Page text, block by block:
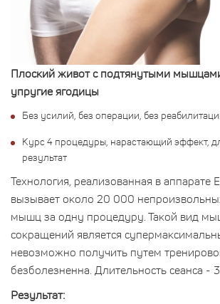
Плоский живот с подтянутыми
упругие ягодицы
Без усилий, без операции, без
Курс 4 процедуры, нарастающий эффект,
результат
Технология, реализованная в аппарате
вызывает около 20 000
мышц за одну процедуру. Такой вид
сокращений является
невозможно получить путем
безболезненна. Длительность сеанса -
Результат: